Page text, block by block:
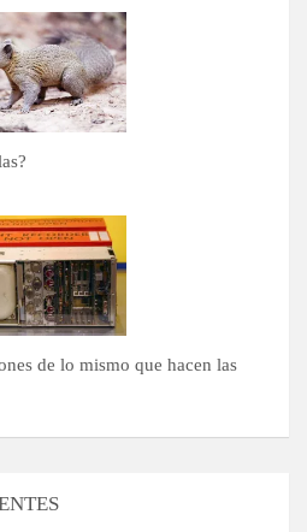
de lo mismo que hacen las